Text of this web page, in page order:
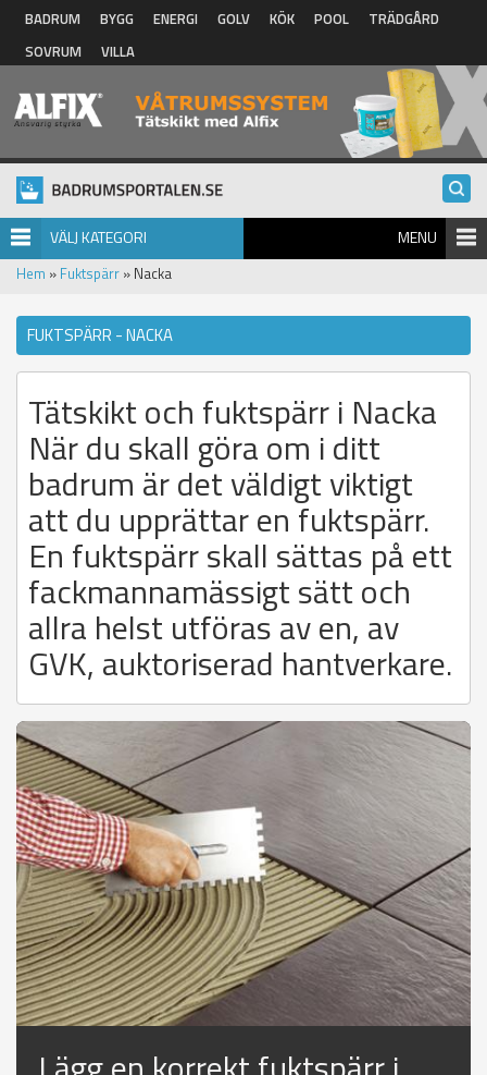
Hoppa till huvudinnehåll
BADRUM BYGG ENERGI GOLV KÖK POOL
TRÄDGÅRD
SOVRUM
VILLA
VÄLJ KATEGORI MENU
Hem » Fuktspärr » Nacka
FUKTSPÄRR - NACKA
Tätskikt och fuktspärr i Nacka
När du skall göra om i ditt
badrum är det väldigt viktigt
att du upprättar en fuktspärr.
En fuktspärr skall sättas på ett
fackmannamässigt sätt och
allra helst utföras av en, av
GVK, auktoriserad hantverkare.